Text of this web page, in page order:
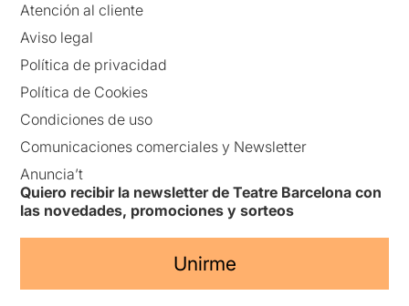
Atención al cliente
Aviso legal
Política de privacidad
Política de Cookies
Condiciones de uso
Comunicaciones comerciales y Newsletter
Anuncia’t
Quiero recibir la newsletter de Teatre Barcelona con
las novedades, promociones y sorteos
Unirme